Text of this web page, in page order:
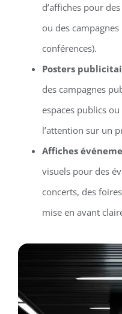
d’affiches pour
ou des
conférences).
Posters
des campagnes
espaces publics
l’attention sur un
Affiches
visuels pour des
concerts, des
mise en avant